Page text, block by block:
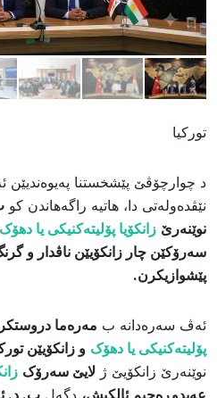
تورکیا
د چوارچۆڤێ پێشخستنا پەیوەندیێن
نێڤدەولەتی دا، هاتیە راگەهاندن کو
نوێنەرێ زانکۆیا پۆلیتەکنیکی یا دهۆک
سەرۆکێن چار زانکۆیێن ناڤدار و
پێشوازیکرن.
​ئەڤ سەرەدانە ب مەرەما
پۆلیتەکنیکی یا دهۆک و زانکۆیێن
نوێنەرێ زانکۆیێ ژ لایێ سەرۆک
عەبدوڕەحیم ئالکیش، دگەل پ. د.